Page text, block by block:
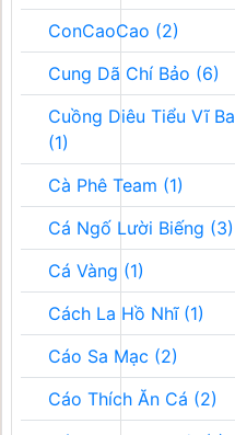
ConCaoCao (2)
Cung Dã Chí Bảo (6)
Cuồng Diêu Tiểu Vĩ Ba
(1)
Cà Phê Team (1)
Cá Ngố Lười Biếng (3)
Cá Vàng (1)
Cách La Hồ Nhĩ (1)
Cáo Sa Mạc (2)
Cáo Thích Ăn Cá (2)